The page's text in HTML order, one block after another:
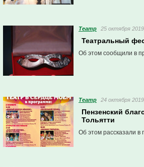
Театр 25 октября
Театральный
Об этом сообщили в
Театр 24 октября
Пензенский
Тольятти
Об этом рассказали в